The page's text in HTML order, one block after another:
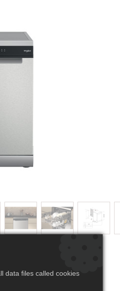
data files called cookies